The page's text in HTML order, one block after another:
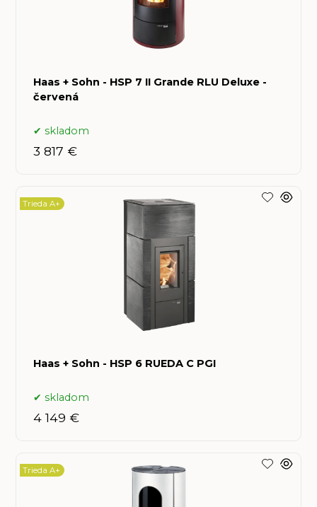
Haas + Sohn - HSP 7 II Grande RLU Deluxe -
červená
skladom
3 817 €
Haas + Sohn - HSP 6 RUEDA C PGI
Trieda A+
skladom
4 149 €
Trieda A+